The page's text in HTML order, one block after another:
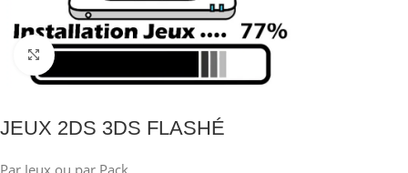
Agrandir
JEUX 2DS 3DS FLASHÉ